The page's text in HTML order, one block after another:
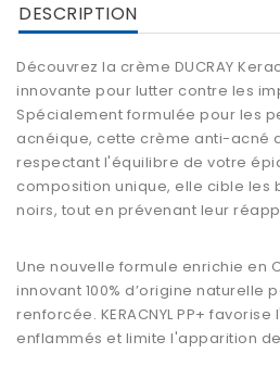
DESCRIPTION
Découvrez la crème DUCRAY
innovante pour lutter contre les
Spécialement formulée pour les
acnéique, cette crème anti-acné
respectant l'équilibre de votre
composition unique, elle cible les
noirs, tout en prévenant leur
Une nouvelle formule enrichie en
innovant 100% d’origine naturelle
renforcée. KERACNYL PP+
enflammés et limite l'apparition